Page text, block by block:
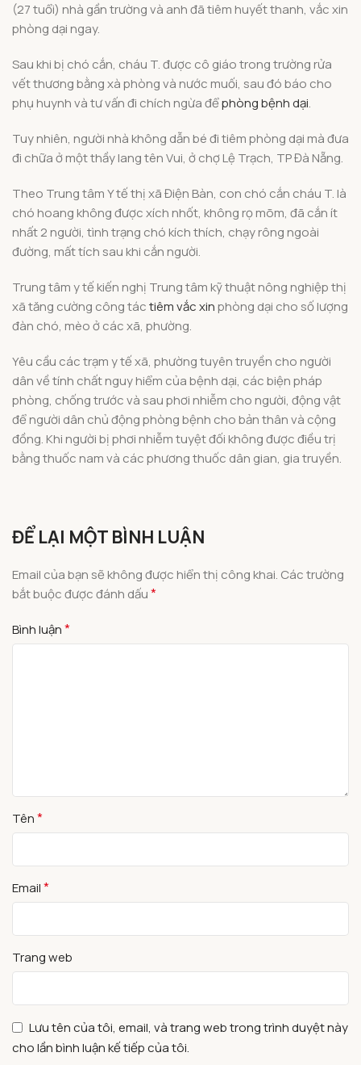
(27 tuổi) nhà gần trường và anh đã tiêm huyết thanh, vắc xin
phòng dại ngay.
Sau khi bị chó cắn, cháu T. được cô giáo trong trường rửa
vết thương bằng xà phòng và nước muối, sau đó báo cho
phụ huynh và tư vấn đi chích ngừa đểphòng bệnh dại.
Tuy nhiên, người nhà không dẫn bé đi tiêm phòng dại mà đưa
đi chữa ở một thầy lang tên Vui, ở chợ Lệ Trạch, TP Đà Nẵng.
Theo Trung tâm Y tế thị xã Điện Bàn, con chó cắn cháu T. là
chó hoang không được xích nhốt, không rọ mõm, đã cắn ít
nhất 2 người, tình trạng chó kích thích, chạy rông ngoài
đường, mất tích sau khi cắn người.
Trung tâm y tế kiến nghị Trung tâm kỹ thuật nông nghiệp thị
xã tăng cường công táctiêm vắc xinphòng dại cho số lượng
đàn chó, mèo ở các xã, phường.
Yêu cầu các trạm y tế xã, phường tuyên truyền cho người
dân về tính chất nguy hiểm của bệnh dại, các biện pháp
phòng, chống trước và sau phơi nhiễm cho người, động vật
để người dân chủ động phòng bệnh cho bản thân và cộng
đồng. Khi người bị phơi nhiễm tuyệt đối không được điều trị
bằng thuốc nam và các phương thuốc dân gian, gia truyền.
ĐỂ LẠI MỘT BÌNH LUẬN
Email của bạn sẽ không được hiển thị công khai. Các trường
bắt buộc được đánh dấu*
Bình luận*
Tên*
Email*
Trang web
Lưu tên của tôi, email, và trang web trong trình duyệt này
cho lần bình luận kế tiếp của tôi.